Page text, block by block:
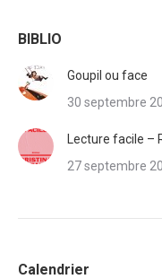
BIBLIO
Goupil ou face
30 septembre
Lecture facile –
27 septembre
Calendrier